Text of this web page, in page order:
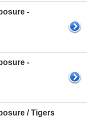
-
-
/ Tigers